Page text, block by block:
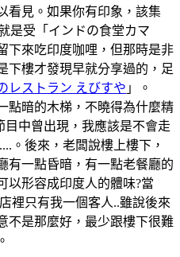
看見。如果你有印象，該集
是受「インドの食堂カマ
下來吃印度咖哩，但那時是非
下樓才發現早就分享過的，足
レストラン えびすや 」。
點暗的木梯，不曉得為什麼精
中曾出現，我應該是不會走
。後來，老闆說樓上樓下，
有一點昏暗，有一點老餐廳的
以形容成印度人的體味?當
裡只有我一個客人..雖說後來
不是那麼好，最少跟樓下很難